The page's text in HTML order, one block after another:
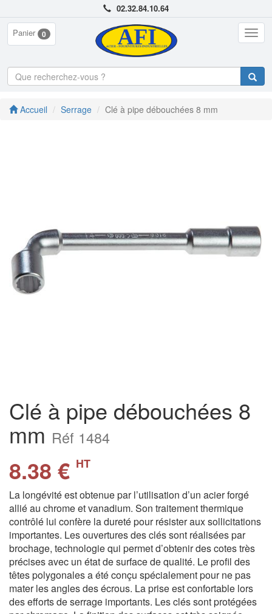
02.32.84.10.64
Panier 0
Accueil Serrage Clé à pipe débouchées 8 mm
Clé à pipe débouchées 8
mm Réf 1484
8.38 € HT
La longévité est obtenue par l’utilisation d’un acier forgé
allié au chrome et vanadium. Son traitement thermique
contrôlé lui confère la dureté pour résister aux sollicitations
importantes. Les ouvertures des clés sont réalisées par
brochage, technologie qui permet d’obtenir des cotes très
précises avec un état de surface de qualité. Le profil des
têtes polygonales a été conçu spécialement pour ne pas
mater les angles des écrous. La prise est confortable lors
des efforts de serrage importants. Les clés sont protégées